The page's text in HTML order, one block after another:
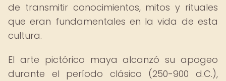
de transmitir conocimientos, mitos y rituales
que eran fundamentales en la vida de esta
cultura.
El arte pictórico maya alcanzó su apogeo
durante el período clásico (250-900 d.C.),